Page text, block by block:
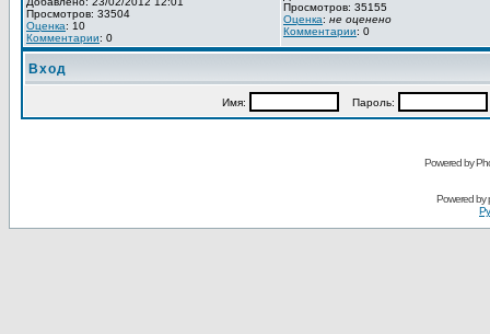
Просмотров: 33504
Оценка: 10
Комментарии: 0
Просмотров: 35155
Оценка: не оценено
Комментарии: 0
Вход
Имя: Пароль:
Powered by
Powered by